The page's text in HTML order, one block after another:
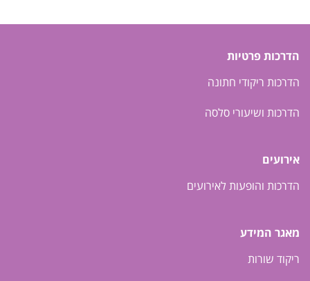
הדרכות פרטיות
הדרכות ריקודי חתונה
הדרכות ושיעורי סלסה
אירועים
הדרכות והופעות לאירועים
מאגר המידע
ריקוד שורות